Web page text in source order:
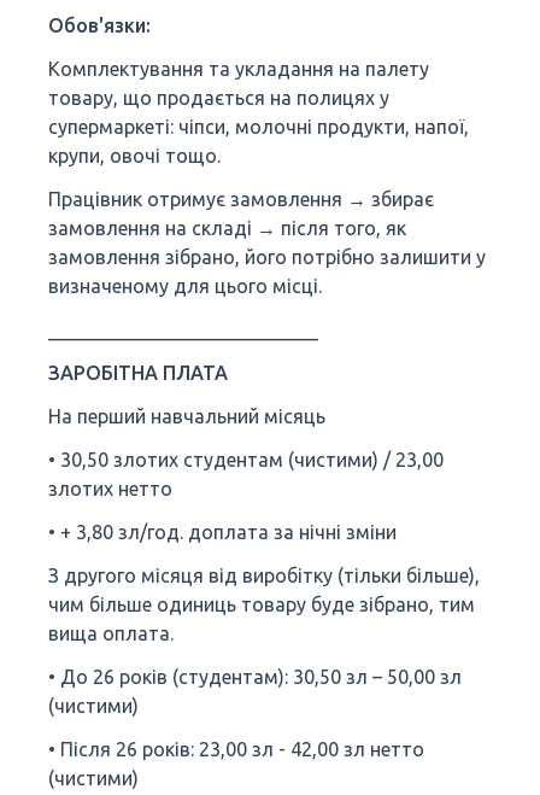
Обов'язки:
Комплектування та укладання на палету
товару, що продається на полицях у
супермаркеті: чіпси, молочні продукти, напої,
крупи, овочі тощо.
Працівник отримує замовлення → збирає
замовлення на складі → після того, як
замовлення зібрано, його потрібно залишити у
визначеному для цього місці.
ЗАРОБІТНА ПЛАТА
На перший навчальний місяць
• 30,50 злотих студентам (чистими) / 23,00
злотих нетто
• + 3,80 зл/год. доплата за нічні зміни
З другого місяця від виробітку (тільки більше),
чим більше одиниць товару буде зібрано, тим
вища оплата.
• До 26 років (студентам): 30,50 зл – 50,00 зл
(чистими)
• Після 26 років: 23,00 зл - 42,00 зл нетто
(чистими)